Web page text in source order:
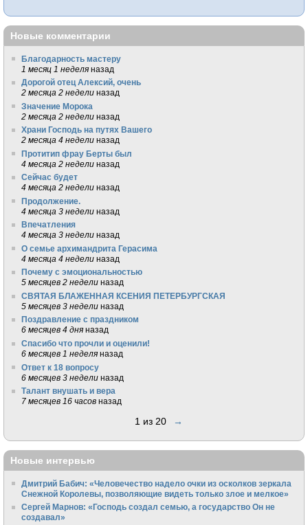
Новые комментарии
Благодарность мастеру
1 месяц 1 неделя назад
Дорогой отец Алексий, очень
2 месяца 2 недели назад
Значение Морока
2 месяца 2 недели назад
Храни Господь на путях Вашего
2 месяца 4 недели назад
Протитип фрау Берты был
4 месяца 2 недели назад
Сейчас будет
4 месяца 2 недели назад
Продолжение.
4 месяца 3 недели назад
Впечатления
4 месяца 3 недели назад
О семье архимандрита Герасима
4 месяца 4 недели назад
Почему с эмоциональностью
5 месяцев 2 недели назад
СВЯТАЯ БЛАЖЕННАЯ КСЕНИЯ ПЕТЕРБУРГСКАЯ
5 месяцев 3 недели назад
Поздравление с праздником
6 месяцев 4 дня назад
Спасибо что прочли и оценили!
6 месяцев 1 неделя назад
Ответ к 18 вопросу
6 месяцев 3 недели назад
Талант внушать и вера
7 месяцев 16 часов назад
1 из 20 →
Новые интервью
Дмитрий Бабич: «Человечество надело очки из осколков зеркала
Снежной Королевы, позволяющие видеть только злое и мелкое»
Сергей Марнов: «Господь создал семью, а государство Он не
создавал»